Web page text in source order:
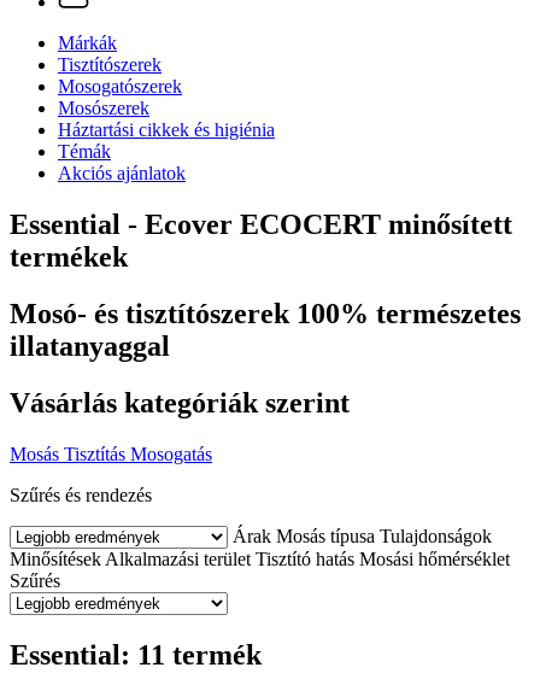
Márkák
Tisztítószerek
Mosogatószerek
Mosószerek
Háztartási cikkek és higiénia
Témák
Akciós ajánlatok
Essential - Ecover ECOCERT minősített
termékek
Mosó- és tisztítószerek 100% természetes
illatanyaggal
Vásárlás kategóriák szerint
Mosás Tisztítás Mosogatás
Szűrés és rendezés
Árak Mosás típusa Tulajdonságok
Minősítések Alkalmazási terület Tisztító hatás Mosási hőmérséklet
Szűrés
Essential: 11 termék